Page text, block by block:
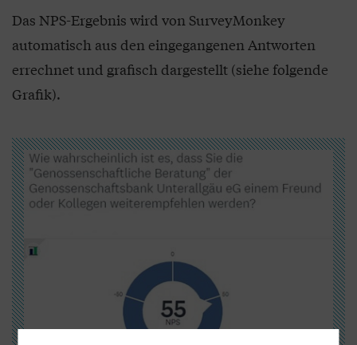
Das NPS-Ergebnis wird von SurveyMonkey
automatisch aus den eingegangenen Antworten
errechnet und grafisch dargestellt (siehe folgende
Grafik).